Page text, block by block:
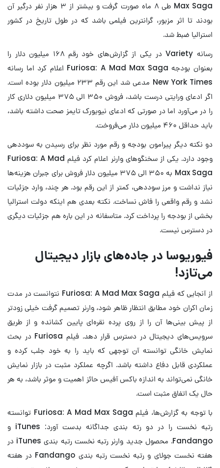
Max Saga طی ۸ ماه صورت گرفت و بیشتر از ۳ هزار نفر درگیر آن
بودند تا اثر مزبور، گرانترین فیلمی باشد که در طول تاریخ در کشور
استرالیا ضبط شد.
رسانه Variety در یکی از گزارش‌های خود رقم ۱۶۸ میلیون دلار را
بعنوان بودجه Furiosa: A Mad Max Saga اعلام کرد اما رسانه
New York Times مدعی شد این رقم ۲۳۳ میلیون دلار بوده است.
اگر ادعای ورایتی درست باشد، فروش ۳۵۰ الی ۳۷۵ میلیون دلاری کار
را در می‌آورد اما در صورتی که ادعای نیویورک تایمز صحت داشته باشد،
باید حداقل ۴۶۰ میلیون دلار می‌فروخت.
دو نکته دیگر پیرامون بودجه و رقم مورد نظر برای رسیدن به سوددهی
وجود دارد. یکی از سخنگوهای وارنر اعلام کرد فیلم Furiosa: A Mad
Max Saga به ۳۵۰ الی ۳۷۵ میلیون دلار فروش برای جبران هزینه‌ها
نیاز نداشت و مرز سوددهی، کمتر از این رقم بود. هر چند، وارد جزئیات
نشد و رقم واقعی را فاش نساخت. نکته بعدی هم اینکه دولت استرالیا
بخشی از بودجه را پرداخت کرد. متاسفانه در این باره هم جزئیات دیگری
در دسترس نیست.
فیوریوسا در جاده‌های بازار دیجیتال
می‌تازد!
از آنجایی که فیلم Furiosa: A Mad Max Saga نتوانست در مدت
زمان اکران خود مطابق انتظار ظاهر شود، وارنر تصمیم گرفت خیلی زودتر
از پیش بینی‌ها آن را از روی پرده نقره‌ای پایین کشانده و از طریق
سرویس‌های دیجیتال در دسترس قرار دهد. فیلم Furiosa در بحث
نمایش خانگی توانسته آن توجهی که باید را به خود جلب کرده و
عملکردی قابل دفاع داشته باشد. اگرچه عملکرد مثبت در بازار نمایش
خانگی نمی‌تواند به اندازه باکس آفیس حائز اهمیت و موثر باشد، به هر
حال یک اتفاق مثبت است.
با توجه به گزارش‌ها، فیلم Furiosa: A Mad Max Saga توانسته
رتبه نخست را در دو رته بندی جداگانه بدست آورد: iTunes و
Fandango. محصول جدید وارنر رتبه نخست رتبه بندی iTunes در
هفته نخست جولای و رتبه نخست رتبه بندی Fandango در هفته